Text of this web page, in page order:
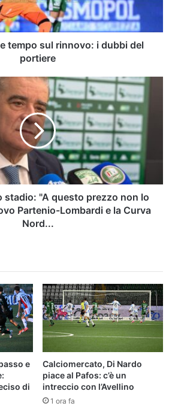
tempo sul rinnovo: i dubbi del
portiere
stadio: "A questo prezzo non lo
Partenio-Lombardi e la Curva
Nord...
e
di
Calciomercato, Di Nardo
piace al Pafos: c’è un
intreccio con l’Avellino
1 ora fa